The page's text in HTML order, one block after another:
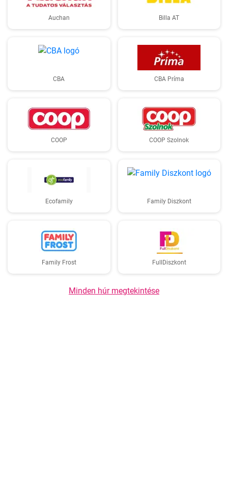
Auchan Billa AT
CBA CBA Príma
COOP COOP Szolnok
Ecofamily Family Diszkont
Family Frost FullDiszkont
Minden húr megtekintése